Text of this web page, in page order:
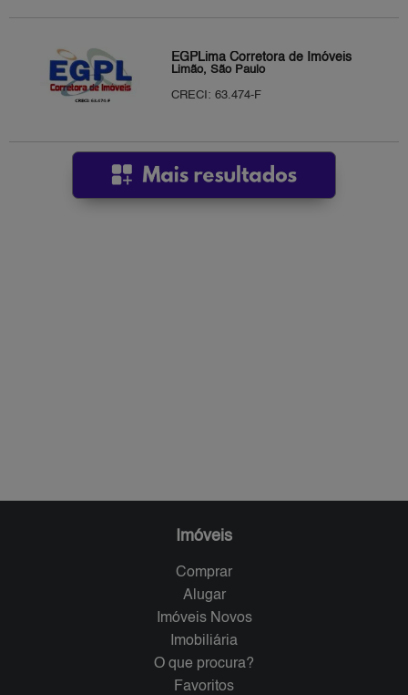
EGPLima Corretora de Imóveis
Limão, São Paulo
CRECI: 63.474-F
Imóveis
Comprar
Alugar
Imóveis Novos
Imobiliária
O que procura?
Favoritos